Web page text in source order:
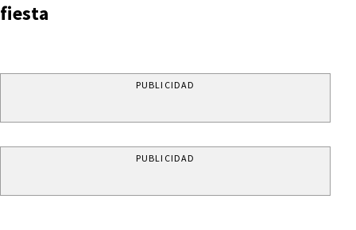
fiesta
PUBLICIDAD
PUBLICIDAD